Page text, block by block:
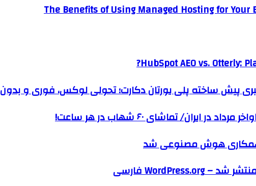
The Benefits of Using Managed Hosting for Your
HubSpot AEO vs. Otterly:
پیش ساخته پلی یورتان دکارت؛ تحولی لوکس، فوری و
ایران/ تماشای ۶۰ شهاب در هر ساعت!
همکاری هوش مصنوعی شد